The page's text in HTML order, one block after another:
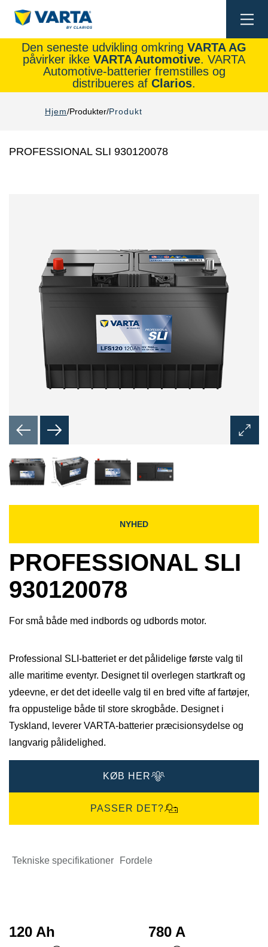
Den seneste udvikling omkring VARTA AG
påvirker ikke VARTA Automotive. VARTA
Automotive-batterier fremstilles og
distribueres af Clarios.
Hjem Produkter Produkt
PROFESSIONAL SLI 930120078
Åbn
NYHED
PROFESSIONAL SLI
930120078
For små både med indbords og udbords motor.
Professional SLI-batteriet er det pålidelige første valg til
alle maritime eventyr. Designet til overlegen startkraft og
ydeevne, er det det ideelle valg til en bred vifte af fartøjer,
fra oppustelige både til store skrogbåde. Designet i
Tyskland, leverer VARTA-batterier præcisionsydelse og
langvarig pålidelighed.​
KØB HER
PASSER DET?
Tekniske specifikationer Fordele
120 Ah 780 A